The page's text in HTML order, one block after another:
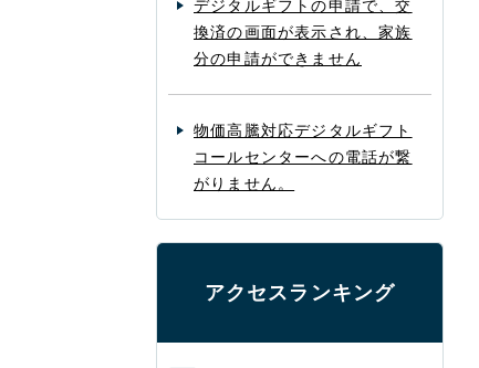
デジタルギフトの申請で、交
換済の画面が表示され、家族
分の申請ができません
物価高騰対応デジタルギフト
コールセンターへの電話が繋
がりません。
アクセスランキング